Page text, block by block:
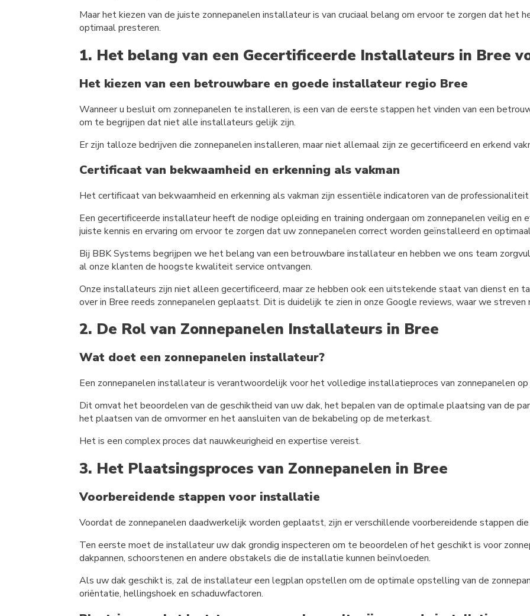
Maar het kiezen van de juiste zonnepanelen installateur is van cruciaal belang om ervoor te zorgen dat het
optimaal presteren.
1. Het belang van een Gecertificeerde Installateurs in Bree
Het kiezen van een betrouwbare en goede installateur regio Bree
Wanneer u besluit om zonnepanelen te installeren, is een van de eerste stappen het vinden van een
om te begrijpen dat niet alle installateurs gelijk zijn.
Er zijn talloze bedrijven die zonnepanelen installeren, maar niet allemaal zijn ze gecertificeerd en erkend
Certificaat van bekwaamheid en erkenning als vakman
Het certificaat van bekwaamheid en erkenning als vakman zijn essentiële indicatoren van de
Een gecertificeerde installateur heeft de nodige opleiding en training ondergaan om zonnepanelen veilig
juiste kennis en ervaring om ervoor te zorgen dat uw zonnepanelen correct worden geïnstalleerd en
Bij BBK Systems begrijpen we het belang van een betrouwbare installateur en hebben we ons team
al onze klanten de hoogste kwaliteit service ontvangen.
Onze installateurs zijn niet alleen gecertificeerd, maar ze hebben ook een uitstekende staat van dienst en
over in Bree reeds zonnepanelen geplaatst. Dit is duidelijk te zien in onze Google reviews, waar we
2. De Rol van Zonnepanelen Installateurs in Bree
Wat doet een zonnepanelen installateur?
Een zonnepanelen installateur is verantwoordelijk voor het volledige installatieproces van zonnepanelen op
Dit omvat het beoordelen van de geschiktheid van uw dak, het bepalen van de optimale plaatsing van de
het plaatsen van de omvormer en het aansluiten van de bekabeling op de meterkast.
Het is een complex proces dat nauwkeurigheid en expertise vereist.
3. Het Plaatsingsproces van Zonnepanelen in Bree
Voorbereidende stappen voor installatie
Voordat de zonnepanelen daadwerkelijk worden geplaatst, zijn er verschillende voorbereidende stappen
Ten eerste moet de installateur uw dak grondig inspecteren om te beoordelen of het geschikt is voor
dakpannen, schoorstenen en andere obstakels die de installatie kunnen beïnvloeden.
Als uw dak geschikt is, zal de installateur een legplan opstellen om de optimale opstelling van de
oriëntatie, hellingshoek en schaduwfactoren.